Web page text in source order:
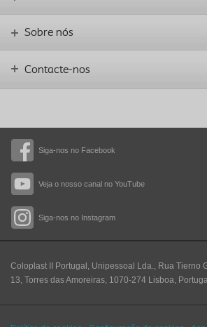
Siga-nos no Facebook
Veja o nosso canal no YouTube
Siga-nos no Instagram
Sobre nós
Contacte-nos
Coloplast II Portugal, Unipessoal Lda., Rua Tierno
13, Torres das Amoreiras, 1070-274 Lisboa,